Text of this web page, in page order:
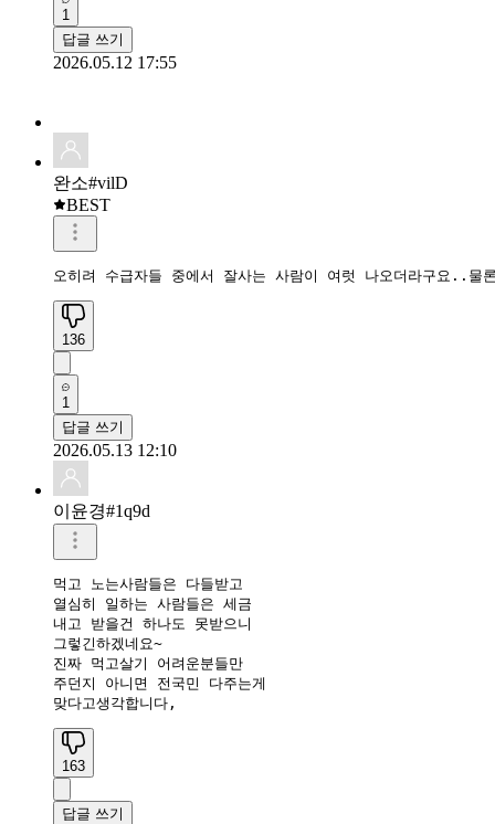
1
답글 쓰기
2026.05.12 17:55
완소#vilD
BEST
오히려 수급자들 중에서 잘사는 사람이 여럿 나오더라구요..
136
1
답글 쓰기
2026.05.13 12:10
이윤경#1q9d
먹고 노는사람들은 다들받고
열심히 일하는 사람들은 세금
내고 받을건 하나도 못받으니
그렇긴하겠네요~
진짜 먹고살기 어려운분들만
주던지 아니면 전국민 다주는게
맞다고생각합니다,
163
답글 쓰기